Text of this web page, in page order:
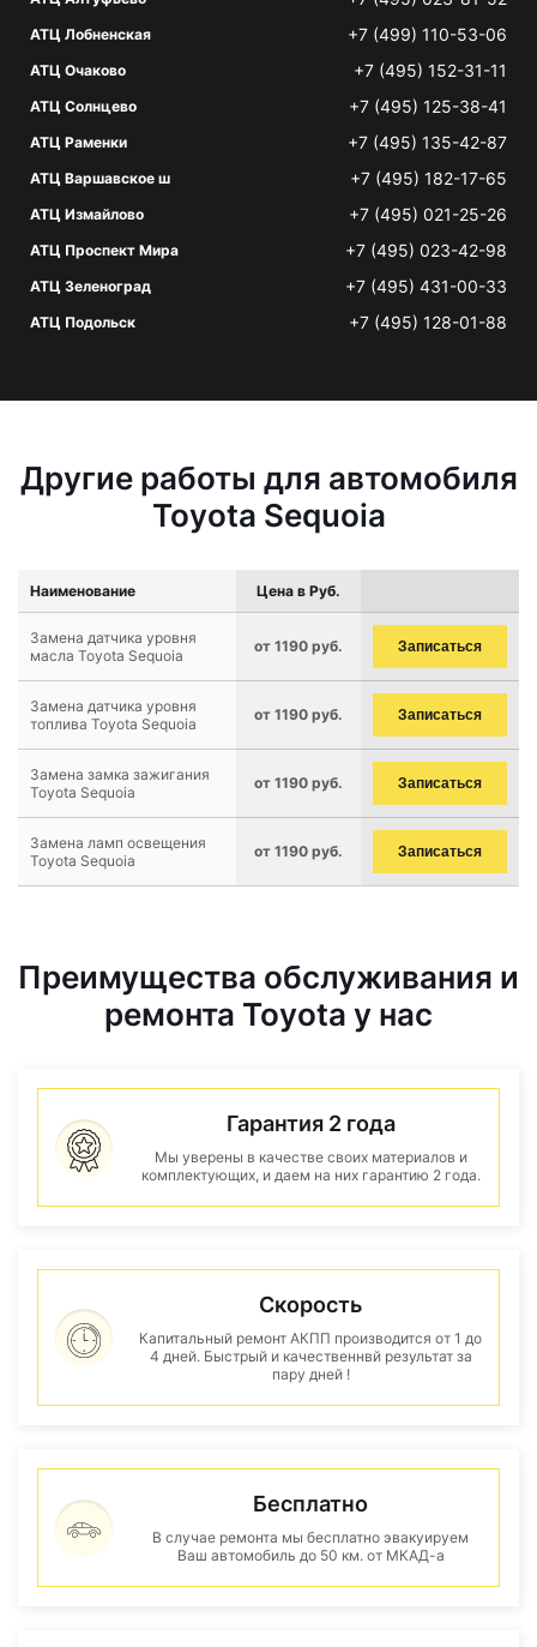
АТЦ Лобненская +7 (499) 110-53-06
АТЦ Очаково +7 (495) 152-31-11
АТЦ Солнцево +7 (495) 125-38-41
АТЦ Раменки +7 (495) 135-42-87
АТЦ Варшавское ш +7 (495) 182-17-65
АТЦ Измайлово +7 (495) 021-25-26
АТЦ Проспект Мира +7 (495) 023-42-98
АТЦ Зеленоград +7 (495) 431-00-33
АТЦ Подольск +7 (495) 128-01-88
Другие работы для автомобиля
Toyota Sequoia
Наименование Цена в Руб.
Замена датчика уровня
масла Toyota Sequoia
от 1190 руб. Записаться
Замена датчика уровня
топлива Toyota Sequoia
от 1190 руб. Записаться
Замена замка зажигания
Toyota Sequoia
от 1190 руб. Записаться
Замена ламп освещения
Toyota Sequoia
от 1190 руб. Записаться
Преимущества обслуживания и
ремонта Toyota у нас
Гарантия 2 года
Мы уверены в качестве своих материалов и
комплектующих, и даем на них гарантию 2 года.
Скорость
Капитальный ремонт АКПП производится от 1 до
4 дней. Быстрый и качественнвй результат за
пару дней !
Бесплатно
В случае ремонта мы бесплатно эвакуируем
Ваш автомобиль до 50 км. от МКАД-а